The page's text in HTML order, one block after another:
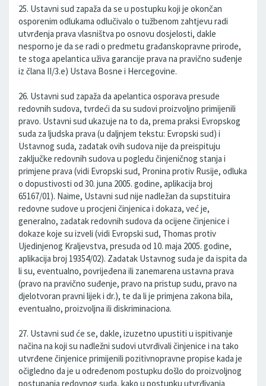
25. Ustavni sud zapaža da se u postupku koji je okončan
osporenim odlukama odlučivalo o tužbenom zahtjevu radi
utvrđenja prava vlasništva po osnovu dosjelosti, dakle
nesporno je da se radi o predmetu građanskopravne prirode,
te stoga apelantica uživa garancije prava na pravično suđenje
iz člana II/3.e) Ustava Bosne i Hercegovine.
26. Ustavni sud zapaža da apelantica osporava presude
redovnih sudova, tvrdeći da su sudovi proizvoljno primijenili
pravo. Ustavni sud ukazuje na to da, prema praksi Evropskog
suda za ljudska prava (u daljnjem tekstu: Evropski sud) i
Ustavnog suda, zadatak ovih sudova nije da preispituju
zaključke redovnih sudova u pogledu činjeničnog stanja i
primjene prava (vidi Evropski sud, Pronina protiv Rusije, odluka
o dopustivosti od 30. juna 2005. godine, aplikacija broj
65167/01). Naime, Ustavni sud nije nadležan da supstituira
redovne sudove u procjeni činjenica i dokaza, već je,
generalno, zadatak redovnih sudova da ocijene činjenice i
dokaze koje su izveli (vidi Evropski sud, Thomas protiv
Ujedinjenog Kraljevstva, presuda od 10. maja 2005. godine,
aplikacija broj 19354/02). Zadatak Ustavnog suda je da ispita da
li su, eventualno, povrijeđena ili zanemarena ustavna prava
(pravo na pravično suđenje, pravo na pristup sudu, pravo na
djelotvoran pravni lijek i dr.), te da li je primjena zakona bila,
eventualno, proizvoljna ili diskriminaciona.
27. Ustavni sud će se, dakle, izuzetno upustiti u ispitivanje
načina na koji su nadležni sudovi utvrđivali činjenice i na tako
utvrđene činjenice primijenili pozitivnopravne propise kada je
očigledno da je u određenom postupku došlo do proizvoljnog
postupanja redovnog suda, kako u postupku utvrđivanja